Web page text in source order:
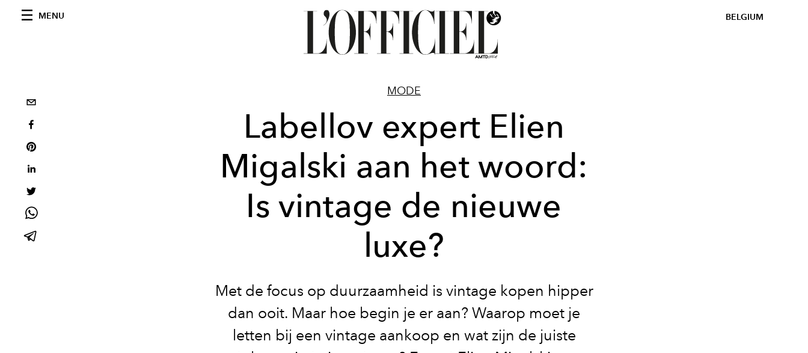
MENU BELGIUM
MODE
Labellov expert Elien
Migalski aan het woord:
Is vintage de nieuwe
luxe?
Met de focus op duurzaamheid is vintage kopen hipper
dan ooit. Maar hoe begin je er aan? Waarop moet je
letten bij een vintage aankoop en wat zijn de juiste